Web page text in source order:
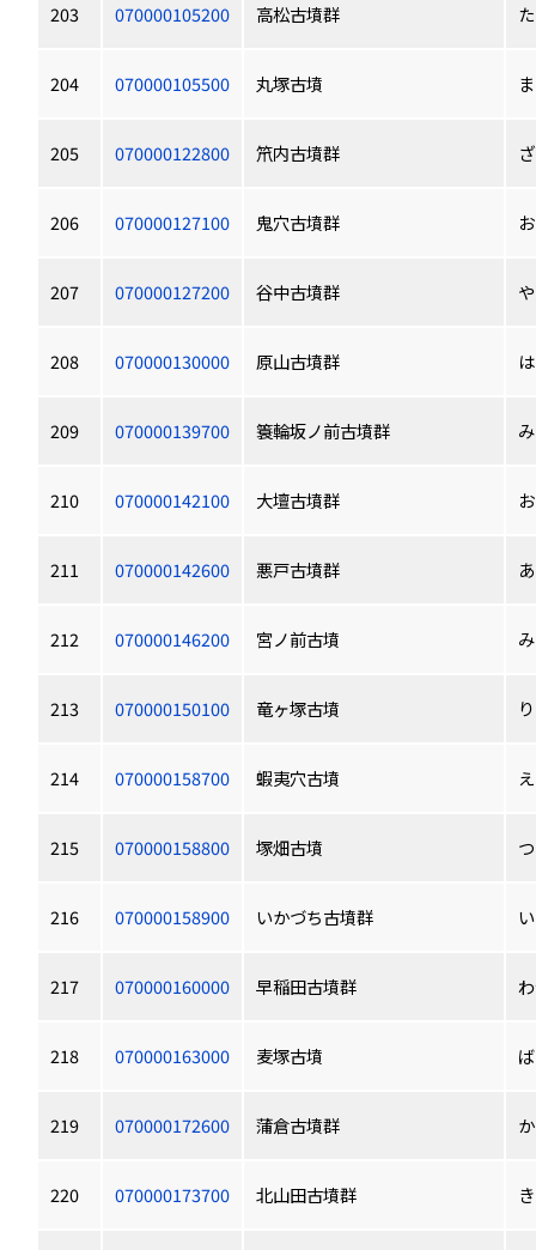
203 070000105200 高松古墳群
204 070000105500 丸塚古墳
205 070000122800 笊内古墳群
206 070000127100 鬼穴古墳群
207 070000127200 谷中古墳群
208 070000130000 原山古墳群
209 070000139700 簑輪坂ノ前古墳群
210 070000142100 大壇古墳群
211 070000142600 悪戸古墳群
212 070000146200 宮ノ前古墳
213 070000150100 竜ヶ塚古墳
214 070000158700 蝦夷穴古墳
215 070000158800 塚畑古墳
216 070000158900 いかづち古墳群
217 070000160000 早稲田古墳群
218 070000163000 麦塚古墳
219 070000172600 蒲倉古墳群
220 070000173700 北山田古墳群